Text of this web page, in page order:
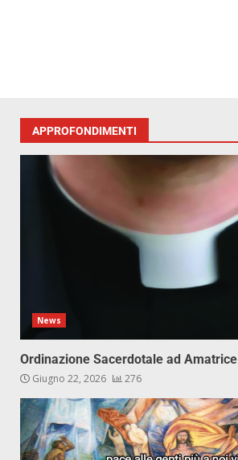
APPROFONDIMENTI
News
Ordinazione Sacerdotale ad Amatrice
Giugno 22, 2026 276